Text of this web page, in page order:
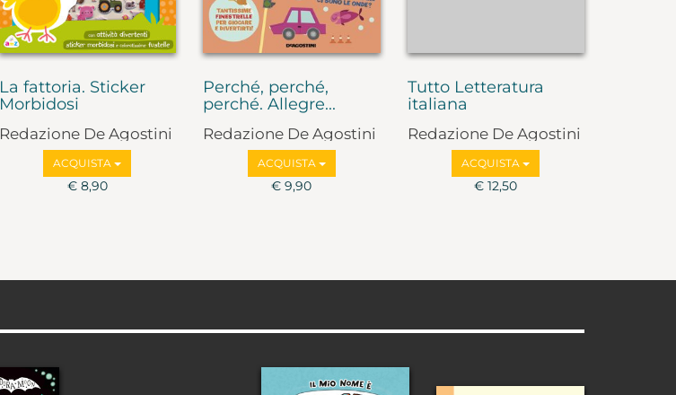
La fattoria. Sticker
Morbidosi
Redazione De Agostini
ACQUISTA
€ 8,90
Perché, perché,
perché. Allegre...
Redazione De Agostini
ACQUISTA
€ 9,90
Tutto Letteratura
italiana
Redazione De Agostini
ACQUISTA
€ 12,50